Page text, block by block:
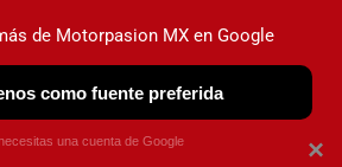
HOY NO CIRCULA
×
de Motorpasion MX en Google
como fuente preferida
una cuenta de Google